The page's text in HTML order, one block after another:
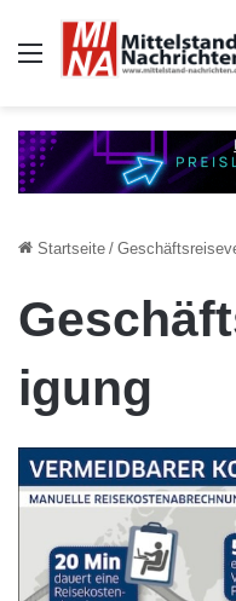
Auswahl
Startseite /
igung